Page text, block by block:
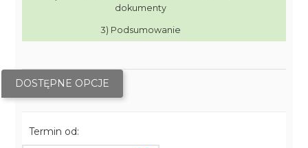
dokumenty
3) Podsumowanie
DOSTĘPNE OPCJE
Termin od: